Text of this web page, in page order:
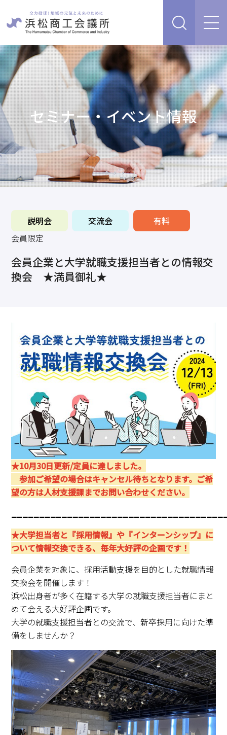
販路を開拓したい、新商品・サービス・技術を開発し
たい
人脈・ネットワークを広げたい
経営について相談したい（経営安定、専門家相談な
ど）
創業、事業承継について相談したい
資金を調達したい
補助金を活用したい
情報収集したい、自社PRをしたい
求職・採用・人材育成をしたい、セミナーで学びたい
その他経営相談
経営支援・サービス
検定試験
セミナー・イベント情報
浜松商工会議所について
入会案内 申請書類
053-452-1111
セミナー・イベント情報
説明会 交流会
有料
会員限定
会員企業と大学就職支援担当者との情報交
換会 ★満員御礼★
★10月30日更新/定員に達しました。
参加ご希望の場合はキャンセル待ちとなります。ご希
望の方は人材支援課までお問い合わせください。
★大学担当者と『採用情報』や『インターンシップ』に
ついて情報交換できる、毎年大好評の企画です！
会員企業を対象に、採用活動支援を目的とした就職情報
交換会を開催します！
浜松出身者が多く在籍する大学の就職支援担当者にまと
めて会える大好評企画です。
大学の就職支援担当者との交流で、新卒採用に向けた準
備をしませんか？